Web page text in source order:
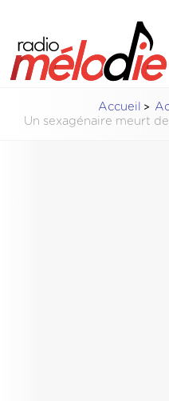
Accueil
Un sexagénaire meurt